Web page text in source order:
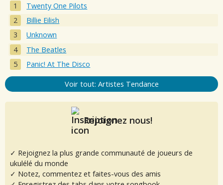
Twenty One Pilots
Billie Eilish
Unknown
The Beatles
Panic! At The Disco
Voir tout: Artistes Tendance
Rejoignez nous!
✓ Rejoignez la plus grande communauté de joueurs de
ukulélé du monde
✓ Notez, commentez et faites-vous des amis